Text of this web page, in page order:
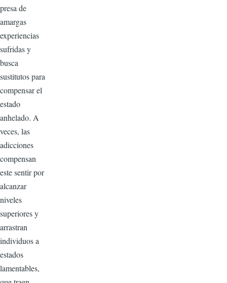
presa de
amargas
experiencias
sufridas y
busca
sustitutos para
compensar el
estado
anhelado. A
veces, las
adicciones
compensan
este sentir por
alcanzar
niveles
superiores y
arrastran
individuos a
estados
lamentables,